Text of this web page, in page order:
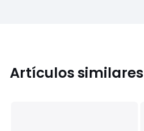
Artículos similares